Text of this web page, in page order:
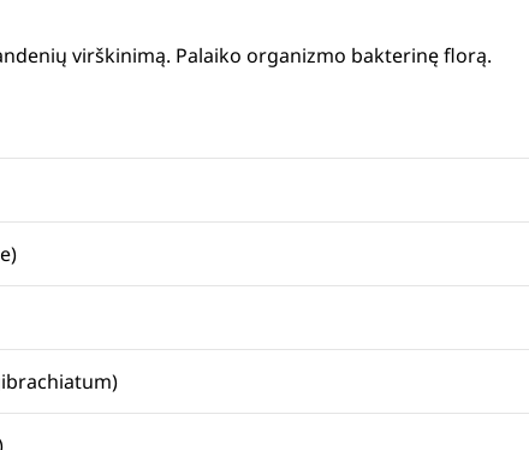
virškinimą. Palaiko organizmo bakterinę florą.